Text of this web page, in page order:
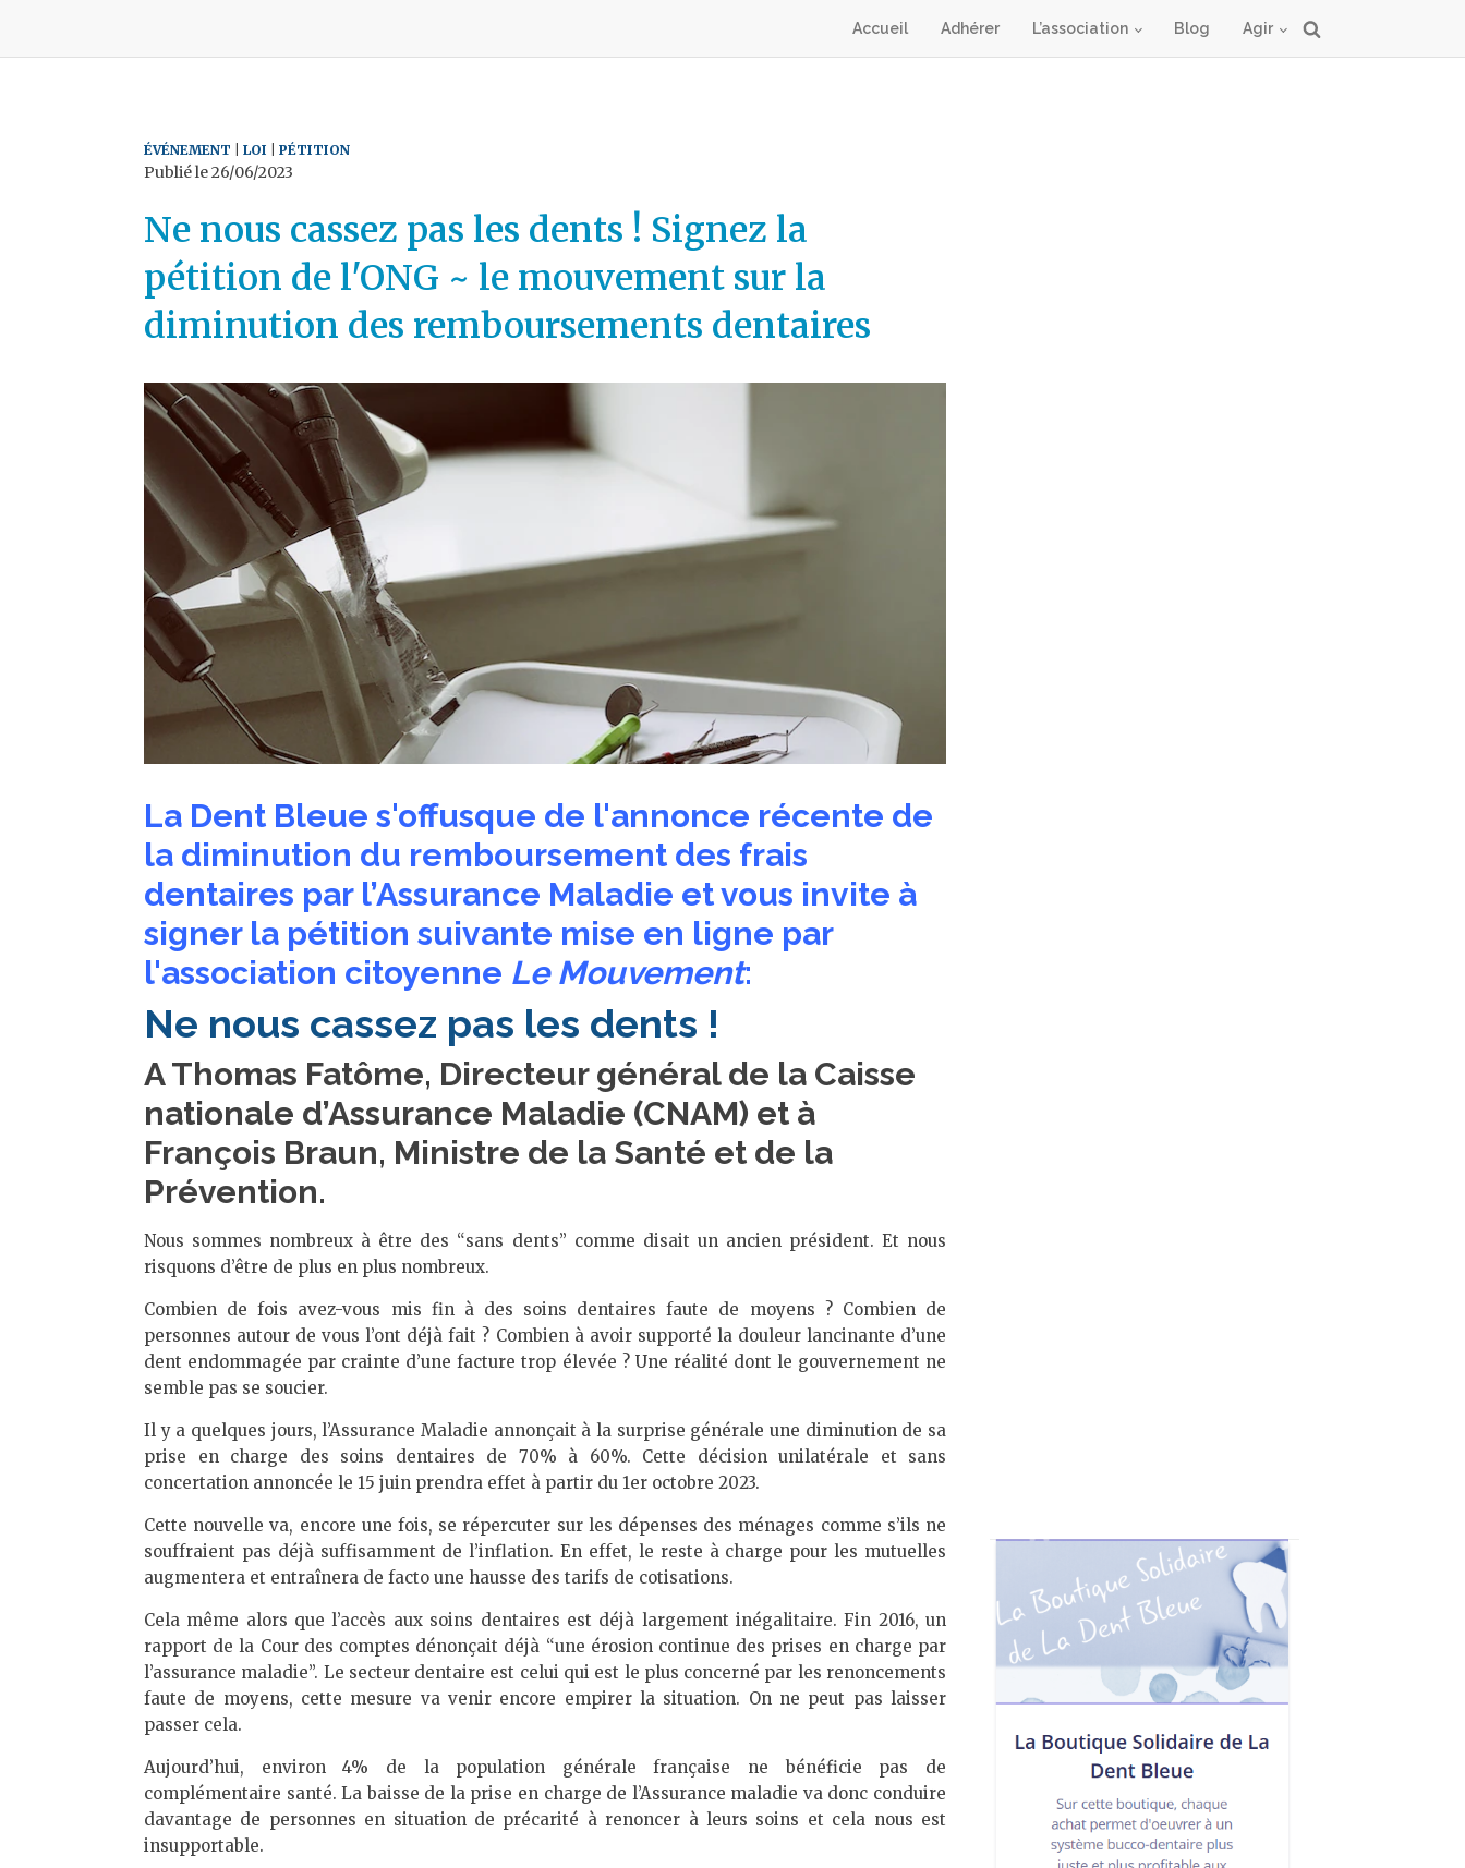
Accueil Adhérer L’association Blog Agir
ÉVÉNEMENT LOI PÉTITION
Publié le26/06/2023
Ne nous cassez pas les dents ! Signez la
pétition de l'ONG ~ le mouvement sur la
diminution des remboursements dentaires
La Dent Bleue s'offusque de l'annonce récente de
la diminution du remboursement des frais
dentaires par l’Assurance Maladie et vous invite à
signer la pétition suivante mise en ligne par
l'association citoyenne Le Mouvement:
Ne nous cassez pas les dents !
A Thomas Fatôme, Directeur général de la Caisse
nationale d’Assurance Maladie (CNAM) et à
François Braun, Ministre de la Santé et de la
Prévention.
Nous sommes nombreux à être des “sans dents” comme disait un ancien président. Et nous
risquons d’être de plus en plus nombreux.
Combien de fois avez-vous mis fin à des soins dentaires faute de moyens ? Combien de
personnes autour de vous l’ont déjà fait ? Combien à avoir supporté la douleur lancinante d’une
dent endommagée par crainte d’une facture trop élevée ? Une réalité dont le gouvernement ne
semble pas se soucier.
Il y a quelques jours, l’Assurance Maladie annonçait à la surprise générale une diminution de sa
prise en charge des soins dentaires de 70% à 60%. Cette décision unilatérale et sans
concertation annoncée le 15 juin prendra effet à partir du 1er octobre 2023.
Cette nouvelle va, encore une fois, se répercuter sur les dépenses des ménages comme s’ils ne
souffraient pas déjà suffisamment de l’inflation. En effet, le reste à charge pour les mutuelles
augmentera et entraînera de facto une hausse des tarifs de cotisations.
Cela même alors que l’accès aux soins dentaires est déjà largement inégalitaire. Fin 2016, un
rapport de la Cour des comptes dénonçait déjà “une érosion continue des prises en charge par
l’assurance maladie”. Le secteur dentaire est celui qui est le plus concerné par les renoncements
faute de moyens, cette mesure va venir encore empirer la situation. On ne peut pas laisser
passer cela.
Aujourd’hui, environ 4% de la population générale française ne bénéficie pas de
complémentaire santé. La baisse de la prise en charge de l’Assurance maladie va donc conduire
davantage de personnes en situation de précarité à renoncer à leurs soins et cela nous est
insupportable.